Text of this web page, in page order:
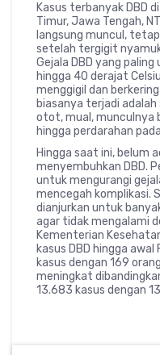
Kasus terbanyak DBD
Timur, Jawa Tengah,
langsung muncul,
setelah tergigit
Gejala DBD yang
hingga 40 derajat
menggigil dan
biasanya terjadi
otot, mual, munculnya
hingga perdarahan
Hingga saat ini, belum
menyembuhkan DBD.
untuk mengurangi
mencegah komplikasi.
dianjurkan untuk
agar tidak mengalami
Kementerian
kasus DBD hingga
kasus dengan 169
meningkat
13.683 kasus dengan